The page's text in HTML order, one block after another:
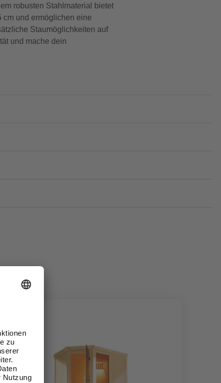
robusten Stahlmaterial bietet
cm und ermöglichen eine
Staumöglichkeiten auf
und mache dein